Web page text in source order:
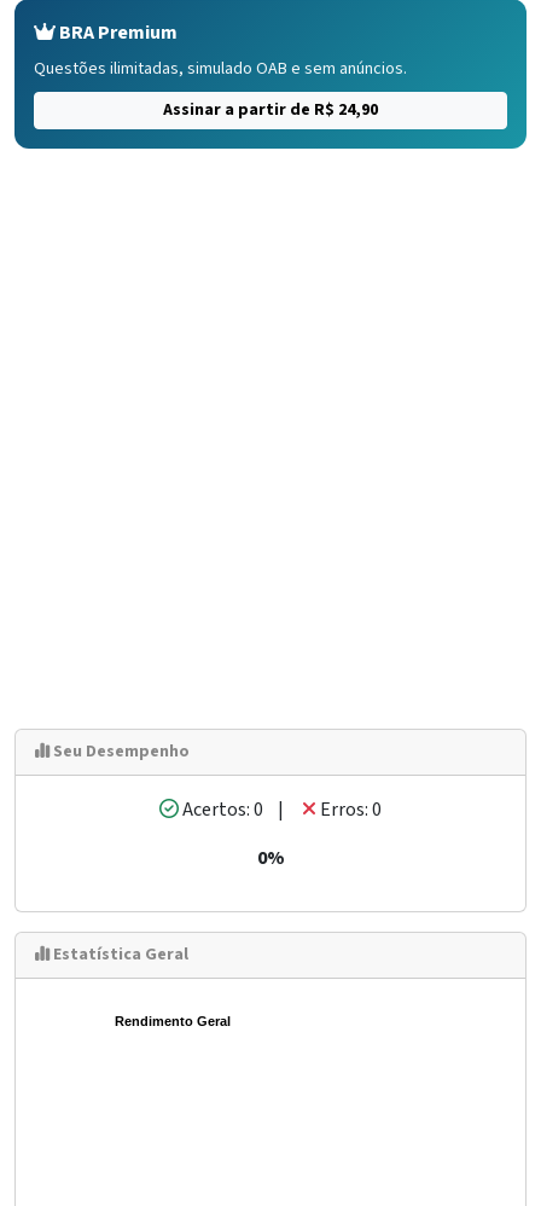
BRA Premium
Questões ilimitadas, simulado OAB e sem anúncios.
Assinar a partir de R$ 24,90
Seu Desempenho
Acertos: 0 |
Erros: 0
0%
Estatística Geral
Rendimento Geral